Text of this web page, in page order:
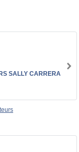
SALLY CARRERA